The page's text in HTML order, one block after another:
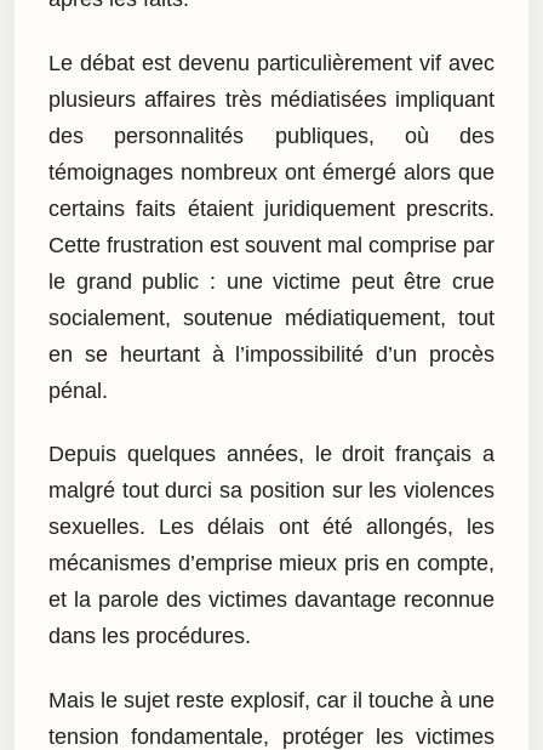
Le débat est devenu particulièrement vif avec
plusieurs affaires très médiatisées impliquant
des personnalités publiques, où des
témoignages nombreux ont émergé alors que
certains faits étaient juridiquement prescrits.
Cette frustration est souvent mal comprise par
le grand public : une victime peut être crue
socialement, soutenue médiatiquement, tout
en se heurtant à l’impossibilité d’un procès
pénal.
Depuis quelques années, le droit français a
malgré tout durci sa position sur les violences
sexuelles. Les délais ont été allongés, les
mécanismes d’emprise mieux pris en compte,
et la parole des victimes davantage reconnue
dans les procédures.
Mais le sujet reste explosif, car il touche à une
tension fondamentale, protéger les victimes